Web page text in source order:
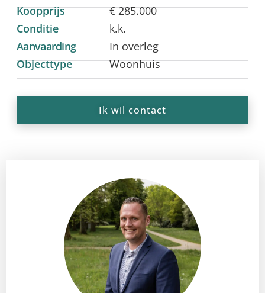
Koopprijs
€ 285.000
Conditie
k.k.
Aanvaarding
In overleg
Objecttype
Woonhuis
Ik wil contact